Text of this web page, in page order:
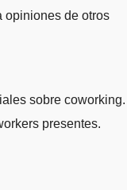
opiniones de otros
sobre coworking.
presentes.